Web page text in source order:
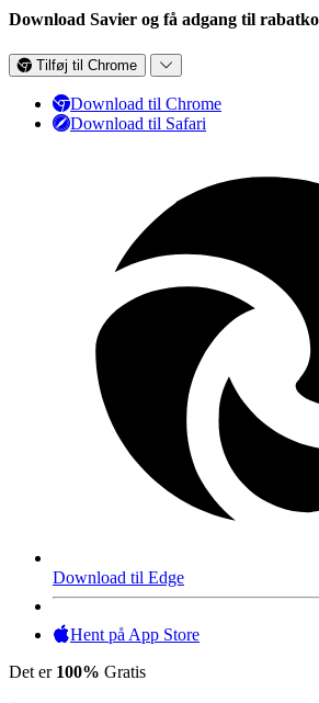
Download Savier og få adgang til
Tilføj til Chrome
Download til Chrome
Download til Safari
Download til Edge
Hent på App Store
Det er 100% Gratis